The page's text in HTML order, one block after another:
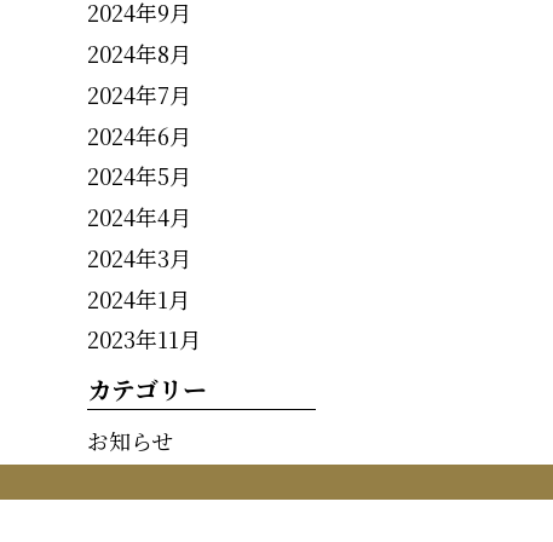
2024年9月
2024年8月
2024年7月
2024年6月
2024年5月
2024年4月
2024年3月
2024年1月
2023年11月
カテゴリー
お知らせ